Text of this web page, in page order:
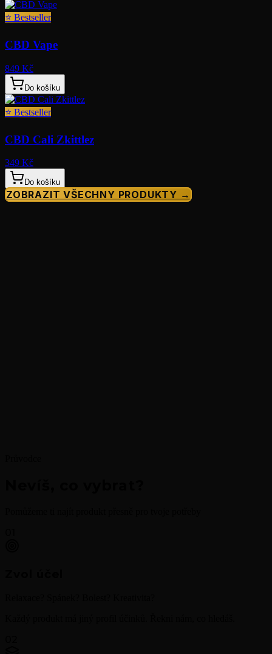
⭐ Bestseller
CBD Vape
849 Kč
Do košíku
⭐ Bestseller
CBD Cali Zkittlez
349 Kč
Do košíku
ZOBRAZIT VŠECHNY PRODUKTY →